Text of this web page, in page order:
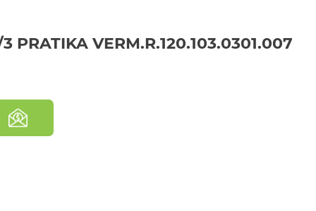
PRATIKA VERM.R.120.103.0301.007